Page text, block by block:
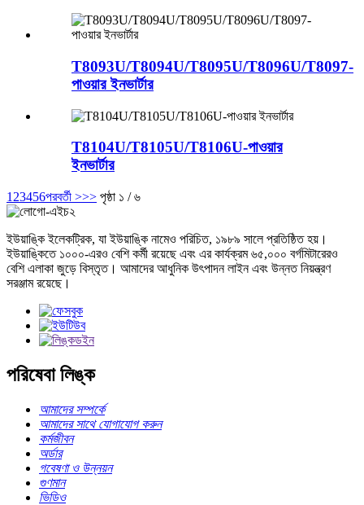
T8093U/T8094U/T8095U/T8096U/T8097-
পাওয়ার ইনভার্টার
T8104U/T8105U/T8106U-পাওয়ার
ইনভার্টার
1 23456পরবর্তী >>> পৃষ্ঠা ১ / ৬
ইউয়াঙ্কি ইলেকট্রিক, যা ইউয়াঙ্কি নামেও পরিচিত, ১৯৮৯ সালে প্রতিষ্ঠিত হয়।
ইউয়াঙ্কিতে ১০০০-এরও বেশি কর্মী রয়েছে এবং এর কার্যক্রম ৬৫,০০০ বর্গমিটারেরও
বেশি এলাকা জুড়ে বিস্তৃত। আমাদের আধুনিক উৎপাদন লাইন এবং উন্নত নিয়ন্ত্রণ
সরঞ্জাম রয়েছে।
পরিষেবা লিঙ্ক
আমাদের সম্পর্কে
আমাদের সাথে যোগাযোগ করুন
কর্মজীবন
অর্ডার
গবেষণা ও উন্নয়ন
গুণমান
ভিডিও